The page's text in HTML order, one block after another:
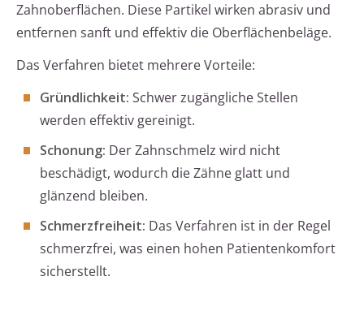
Zahnoberflächen. Diese Partikel wirken abrasiv und
entfernen sanft und effektiv die Oberflächenbeläge.
Das Verfahren bietet mehrere Vorteile:
Gründlichkeit: Schwer zugängliche Stellen
werden effektiv gereinigt.
Schonung: Der Zahnschmelz wird nicht
beschädigt, wodurch die Zähne glatt und
glänzend bleiben.
Schmerzfreiheit: Das Verfahren ist in der Regel
schmerzfrei, was einen hohen Patientenkomfort
sicherstellt.